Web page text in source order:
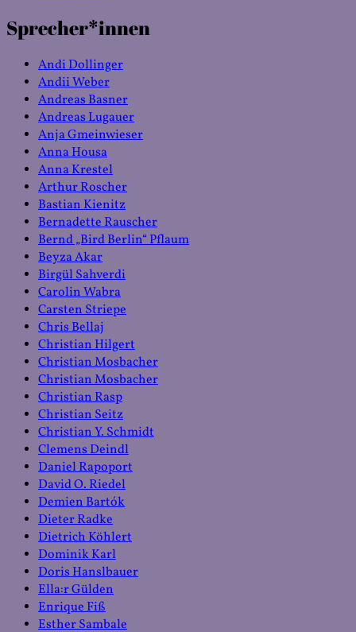
Sprecher*innen
Andi Dollinger
Andii Weber
Andreas Basner
Andreas Lugauer
Anja Gmeinwieser
Anna Housa
Anna Krestel
Arthur Roscher
Bastian Kienitz
Bernadette Rauscher
Bernd „Bird Berlin“ Pflaum
Beyza Akar
Birgül Sahverdi
Carolin Wabra
Carsten Striepe
Chris Bellaj
Christian Hilgert
Christian Mosbacher
Christian Mosbacher
Christian Rasp
Christian Seitz
Christian Y. Schmidt
Clemens Deindl
Daniel Rapoport
David O. Riedel
Demien Bartók
Dieter Radke
Dietrich Köhlert
Dominik Karl
Doris Hanslbauer
Ella:r Gülden
Enrique Fiß
Esther Sambale